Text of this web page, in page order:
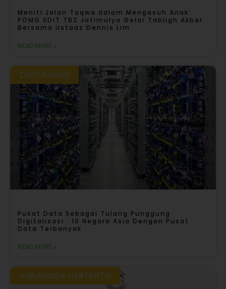
Meniti Jalan Taqwa dalam Mengasuh Anak:
POMG SDIT TBZ Jatimulya Gelar Tabligh Akbar
Bersama Ustadz Dennis Lim
READ MORE »
DIGITALISASI
Pusat Data Sebagai Tulang Punggung
Digitalisasi : 10 Negara Asia Dengan Pusat
Data Terbanyak
READ MORE »
AIRLANGGA HARTARTO